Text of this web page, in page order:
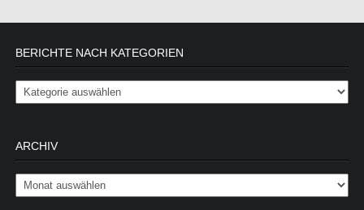
BERICHTE NACH KATEGORIEN
Berichte nach Kategorien
ARCHIV
Archiv